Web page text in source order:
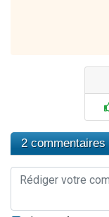
2 commentaires